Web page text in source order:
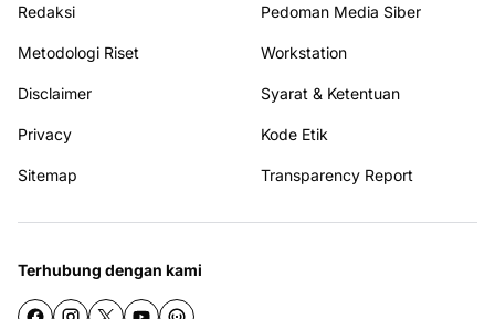
Redaksi Pedoman Media Siber
Metodologi Riset Workstation
Disclaimer Syarat & Ketentuan
Privacy Kode Etik
Sitemap Transparency Report
Terhubung dengan kami